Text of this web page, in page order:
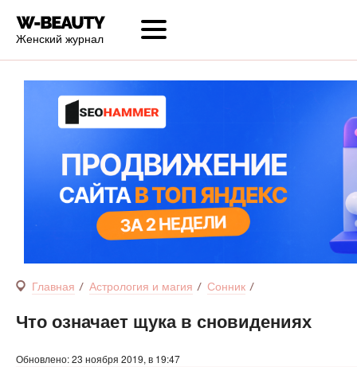
Женский журнал
Главная Астрология и магия Сонник
Что означает щука в сновидениях
Обновлено: 23 ноября 2019, в 19:47